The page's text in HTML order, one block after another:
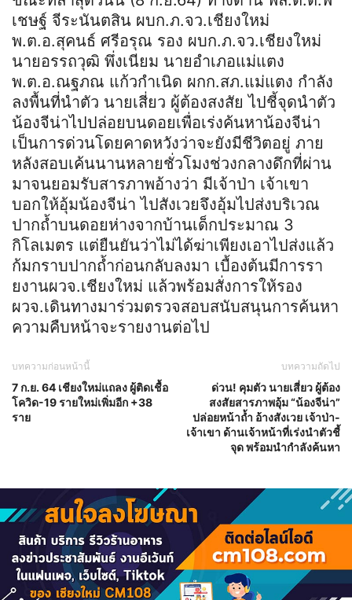
เชษฐ์ จีระนันตสิน ผบก.ภ.จว.เชียงใหม่
พ.ต.อ.สุคนธ์ ศรีอรุณ รอง ผบก.ภ.จว.เชียงใหม่
นายอรรถวุฒิ พึ่งเนียม นายอำเภอแม่แตง
พ.ต.อ.ณฐภณ แก้วกำเนิด ผกก.สภ.แม่แตง กำลัง
ลงพื้นที่นำตัว นายเสี่ยว ผู้ต้องสงสัย ไปชี้จุดนำตัว
น้องจีน่าไปปล่อยบนดอยเพื่อเร่งค้นหาน้องจีน่า
เป็นการด่วนโดยคาดหวังว่าจะยังมีชีวิตอยู่ ภาย
หลังสอบเค้นนานหลายชั่วโมงช่วงกลางดึกที่ผ่าน
มาจนยอมรับสารภาพอ้างว่า มีเจ้าป่า เจ้าเขา
บอกให้อุ้มน้องจีน่า ไปสังเวยจึงอุ้มไปส่งบริเวณ
ปากถ้ำบนดอยห่างจากบ้านเด็กประมาณ 3
กิโลเมตร แต่ยืนยันว่าไม่ได้ฆ่าเพียงเอาไปส่งแล้ว
ก้มกราบปากถ้ำก่อนกลับลงมา เบื้องต้นมีการรา
ยงานผวจ.เชียงใหม่ แล้วพร้อมสั่งการให้รอง
ผวจ.เดินทางมาร่วมตรวจสอบสนับสนุนการค้นหา
ความคืบหน้าจะรายงานต่อไป
บทความก่อนหน้านี้
7 ก.ย. 64 เชียงใหม่แถลง ผู้ติดเชื้อ
โควิด-19 รายใหม่เพิ่มอีก +38
ราย
บทความถัดไป
ด่วน! คุมตัว นายเสี่ยว ผู้ต้อง
สงสัยสารภาพอุ้ม “น้องจีน่า”
ปล่อยหน้าถ้ำ อ้างสังเวย เจ้าป่า-
เจ้าเขา ด้านเจ้าหน้าที่เร่งนำตัวชี้
จุด พร้อมนำกำลังค้นหา